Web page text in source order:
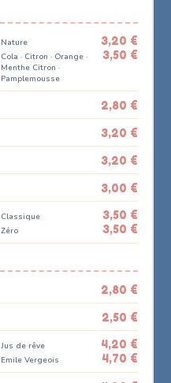
Nature 3,20 €
Cola · Citron · Orange ·
Menthe Citron ·
Pamplemousse
3,50 €
2,80 €
3,20 €
3,20 €
3,00 €
Classique 3,50 €
Zéro 3,50 €
2,80 €
2,50 €
Jus de rêve 4,20 €
Emile Vergeois 4,70 €